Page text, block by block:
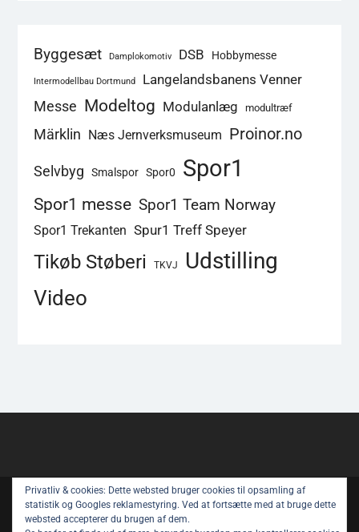
Byggesæt Damplokomotiv DSB Hobbymesse
Intermodellbau Dortmund
Langelandsbanens Venner
Messe Modeltog Modulanlæg modultræf
Märklin Næs Jernverksmuseum Proinor.no
Selvbyg Smalspor Spor0 Spor1
Spor1 messe Spor1 Team Norway
Spor1 Trekanten Spur1 Treff Speyer
Tikøb Støberi TKVJ Udstilling
Video
Copyright © All rights reserved.
Spor 1 Nyt – Youtube
Privatlivspolitik
Privatliv & cookies: Dette websted bruger cookies til opsamling af
statistik og Googles reklamestyring. Ved at fortsætte med at bruge dette
websted accepterer du brugen af ​​dem.